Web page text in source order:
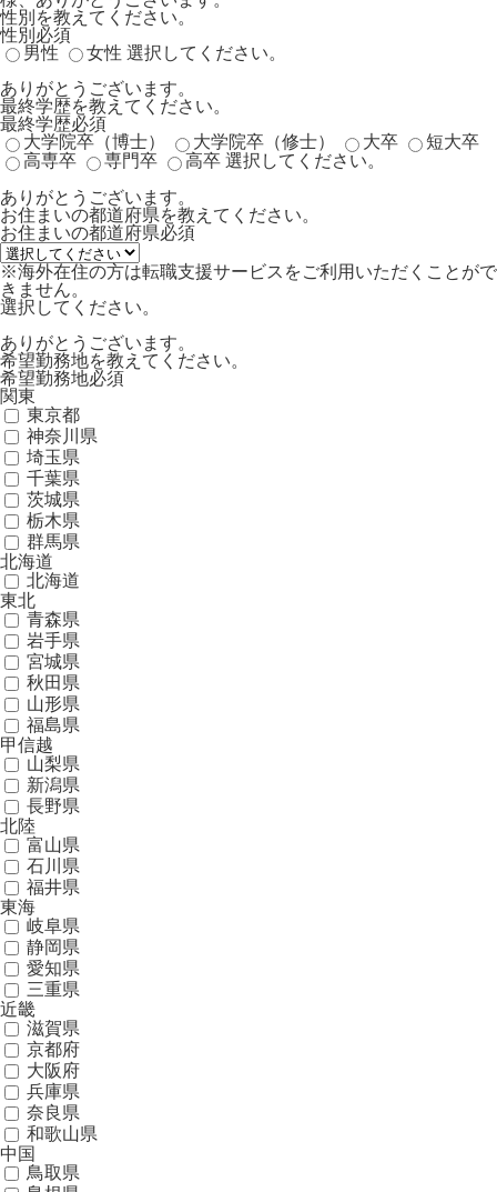
性別を教えてください。
性別 必須
男性
女性 選択してください。
ありがとうございます。
最終学歴を教えてください。
最終学歴必須
大学院卒（博士）
大学院卒（修士） 大卒
短大卒
高専卒
専門卒 高卒 選択してください。
ありがとうございます。
お住まいの都道府県を教えてください。
お住まいの都道府県必須
※海外在住の方は転職支援サービスをご利用いただくことがで
きません。
選択してください。
ありがとうございます。
希望勤務地を教えてください。
希望勤務地必須
関東
東京都
神奈川県
埼玉県
千葉県
茨城県
栃木県
群馬県
北海道
北海道
東北
青森県
岩手県
宮城県
秋田県
山形県
福島県
甲信越
山梨県
新潟県
長野県
北陸
富山県
石川県
福井県
東海
岐阜県
静岡県
愛知県
三重県
近畿
滋賀県
京都府
大阪府
兵庫県
奈良県
和歌山県
中国
鳥取県